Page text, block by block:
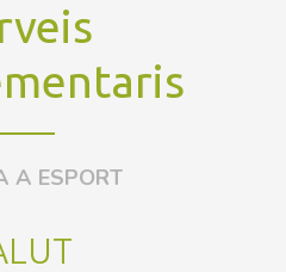
A ESPORT